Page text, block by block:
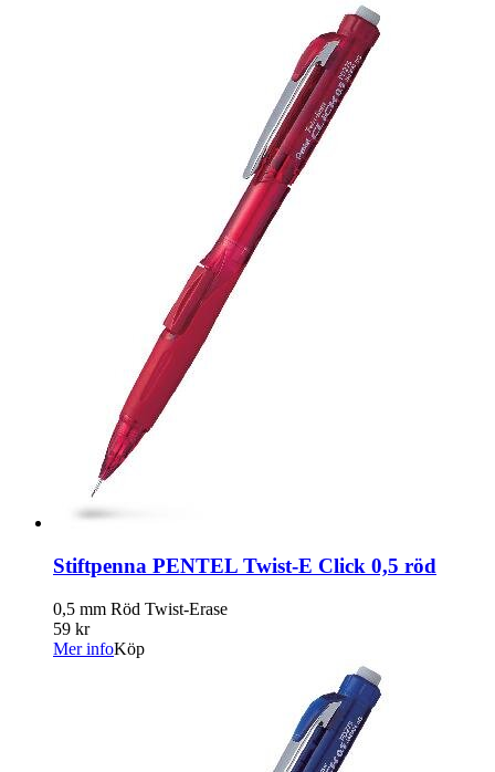
Stiftpenna PENTEL Twist-E Click 0,5 röd
0,5 mm Röd Twist-Erase
59 kr
Mer infoKöp